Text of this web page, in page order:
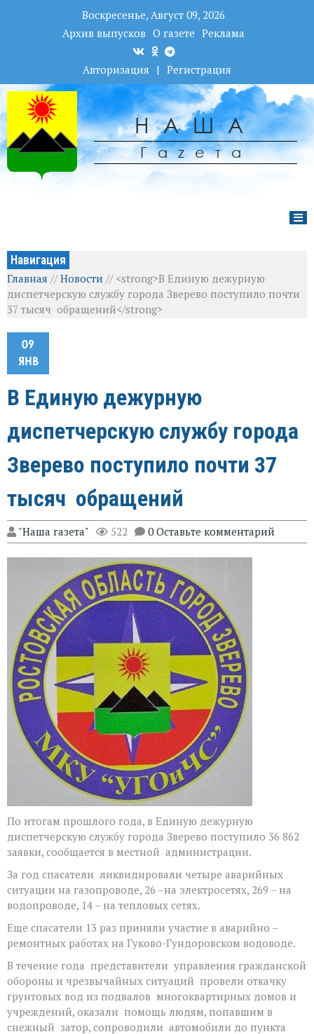
Воскресенье, Август 09, 2026
Архив выпусков О газете Реклама
Авторизация | Регистрация
НАША
Гаzета
Навигация
Главная //Новости // <strong>В Единую дежурную
диспетчерскую службу города Зверево поступило почти
37 тысяч обращений</strong>
09
ЯНВ
В Единую дежурную
диспетчерскую службу города
Зверево поступило почти 37
тысяч обращений
"Наша газета" 522 0 Оставьте комментарий
По итогам прошлого года, в Единую дежурную
диспетчерскую службу города Зверево поступило 36 862
заявки, сообщается в местной администрации.
За год спасатели ликвидировали четыре аварийных
ситуации на газопроводе, 26 –на электросетях, 269 – на
водопроводе, 14 – на тепловых сетях.
Еще спасатели 13 раз приняли участие в аварийно –
ремонтных работах на Гуково-Гундоровском водоводе.
В течение года представители управления гражданской
обороны и чрезвычайных ситуаций провели откачку
грунтовых вод из подвалов многоквартирных домов и
учреждений, оказали помощь людям, попавшим в
снежный затор, сопроводили автомобили до пункта